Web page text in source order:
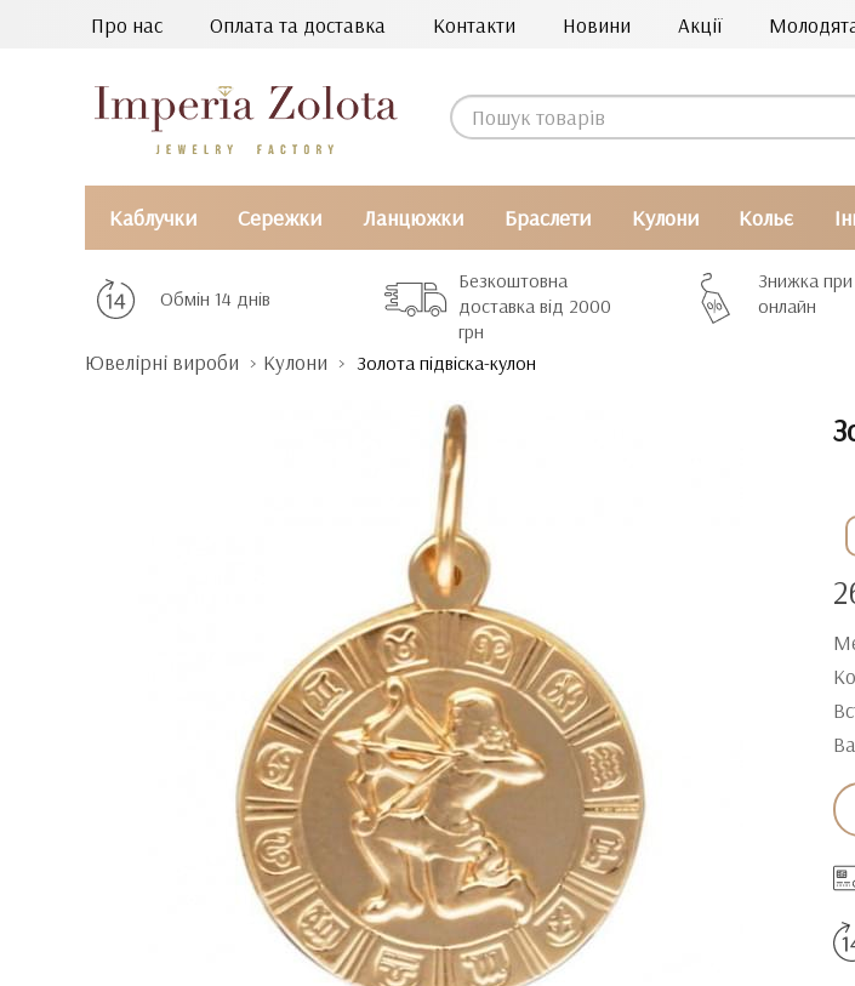
Про нас Оплата та доставка Контакти Новини Акції
Каблучки Сережки Ланцюжки Браслети Кулони Кольє
Обмін 14 днів
Безкоштовна
доставка від 2000
грн
Знижка при
онлайн
Ювелірні вироби Кулони Золота підвіска-кулон